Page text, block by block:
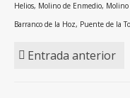
Helios, Molino de Enmedio, Molino
Barranco de la Hoz, Puente de la
Entrada anterior